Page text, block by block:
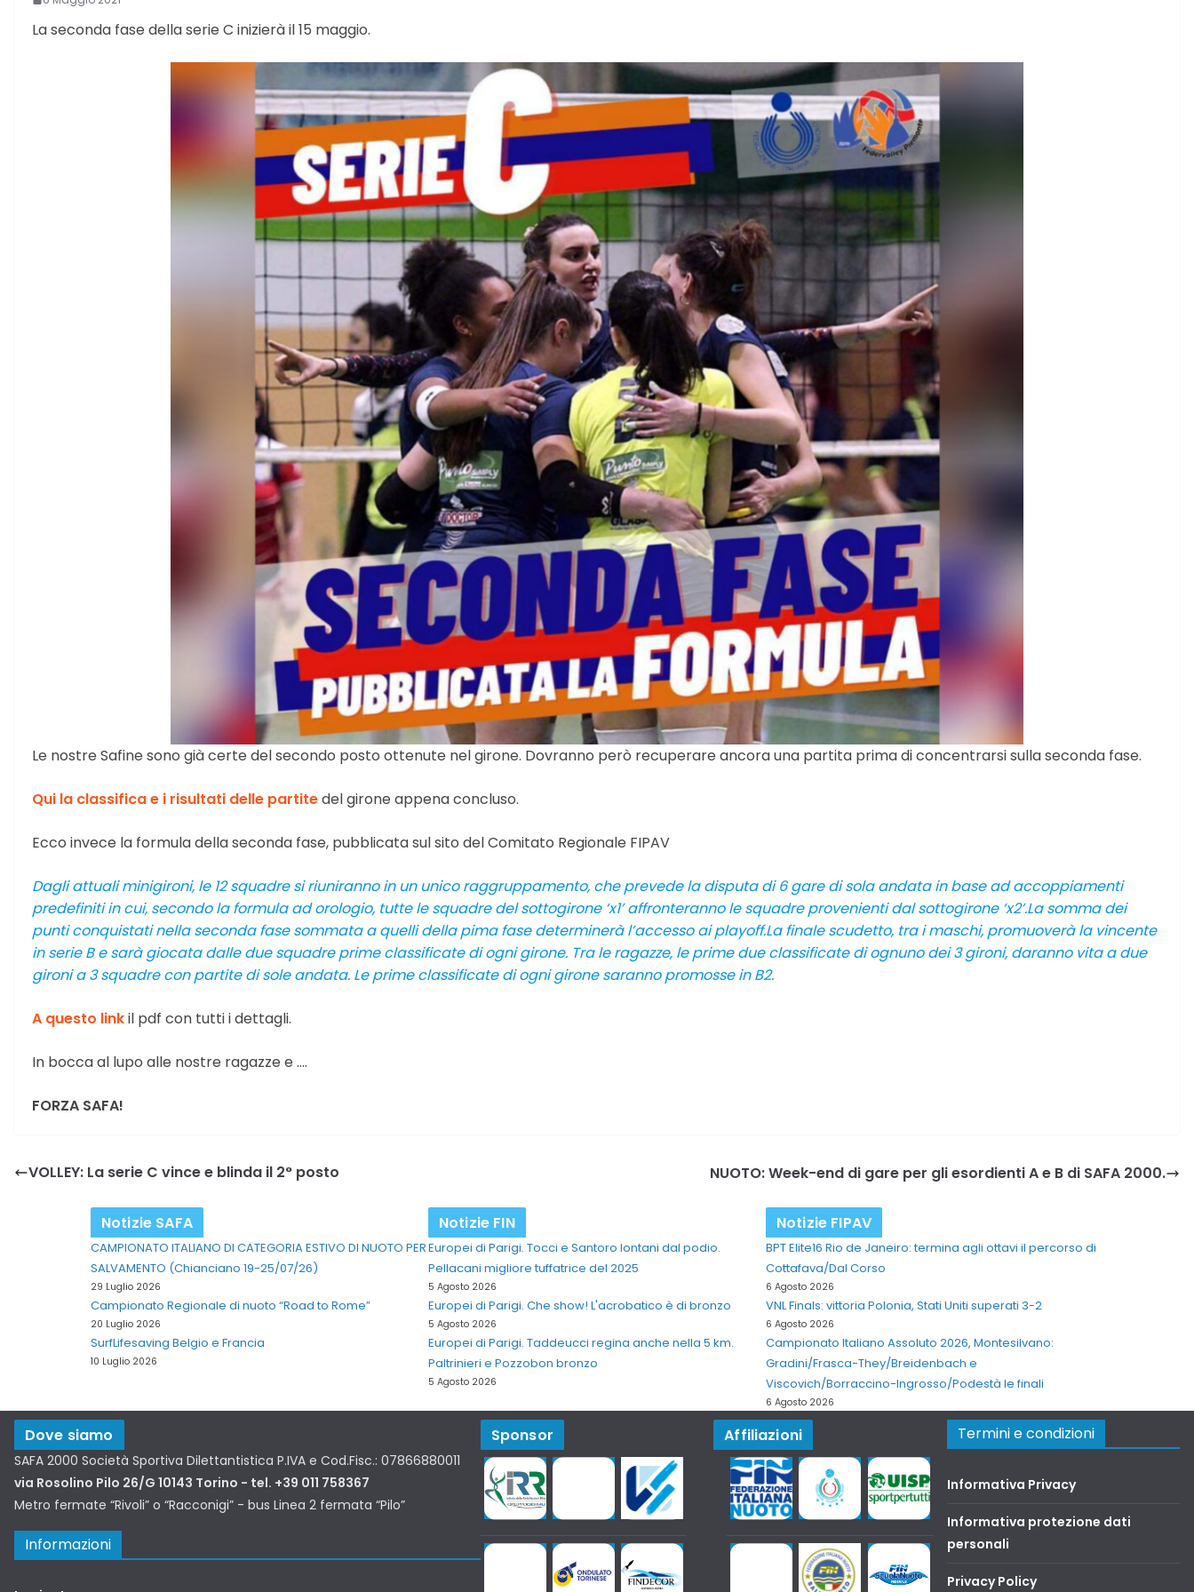
La seconda fase della serie C inizierà il 15 maggio.
Le nostre Safine sono già certe del secondo posto ottenute nel girone. Dovranno però recuperare ancora una partita prima di concentrarsi sulla seconda fase.
Qui la classifica e i risultati delle partitedel girone appena concluso.
Ecco invece la formula della seconda fase, pubblicata sul sito del Comitato Regionale FIPAV
Dagli attuali minigironi, le 12 squadre si riuniranno in un unico raggruppamento, che prevede la disputa di 6 gare di sola andata in base ad accoppiamenti
predefiniti in cui, secondo la formula ad orologio, tutte le squadre del sottogirone ‘x1’ affronteranno le squadre provenienti dal sottogirone ‘x2’.La somma dei
punti conquistati nella seconda fase sommata a quelli della pima fase determinerà l’accesso ai playoff.La finale scudetto, tra i maschi, promuoverà la vincente
in serie B e sarà giocata dalle due squadre prime classificate di ogni girone. Tra le ragazze, le prime due classificate di ognuno dei 3 gironi, daranno vita a due
gironi a 3 squadre con partite di sole andata. Le prime classificate di ogni girone saranno promosse in B2.
A questo linkil pdf con tutti i dettagli.
In bocca al lupo alle nostre ragazze e ….
FORZA SAFA!
VOLLEY: La serie C vince e blinda il 2° posto NUOTO: Week-end di gare per gli esordienti A e B di SAFA 2000.
Notizie SAFA
CAMPIONATO ITALIANO DI CATEGORIA ESTIVO DI NUOTO PER
SALVAMENTO (Chianciano 19-25/07/26)
29 Luglio 2026
Campionato Regionale di nuoto “Road to Rome”
20 Luglio 2026
SurfLifesaving Belgio e Francia
10 Luglio 2026
Notizie FIN
Europei di Parigi. Tocci e Santoro lontani dal podio.
Pellacani migliore tuffatrice del 2025
5 Agosto 2026
Europei di Parigi. Che show! L'acrobatico è di bronzo
5 Agosto 2026
Europei di Parigi. Taddeucci regina anche nella 5 km.
Paltrinieri e Pozzobon bronzo
5 Agosto 2026
Notizie FIPAV
BPT Elite16 Rio de Janeiro: termina agli ottavi il percorso di
Cottafava/Dal Corso
6 Agosto 2026
VNL Finals: vittoria Polonia, Stati Uniti superati 3-2
6 Agosto 2026
Campionato Italiano Assoluto 2026, Montesilvano:
Gradini/Frasca-They/Breidenbach e
Viscovich/Borraccino-Ingrosso/Podestà le finali
6 Agosto 2026
Dove siamo
SAFA 2000 Società Sportiva Dilettantistica P.IVA e Cod.Fisc.: 07866880011
via Rosolino Pilo 26/G 10143 Torino - tel. +39 011 758367
Metro fermate “Rivoli” o “Racconigi” - bus Linea 2 fermata “Pilo”
Informazioni
Sponsor Affiliazioni Termini e condizioni
Informativa Privacy
Informativa protezione dati
personali
Privacy Policy